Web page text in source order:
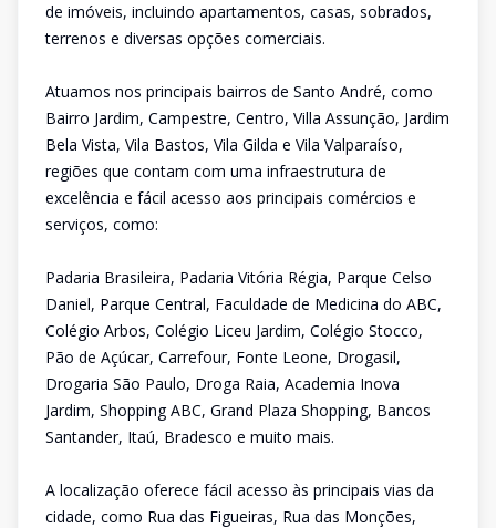
de imóveis, incluindo apartamentos, casas, sobrados,
terrenos e diversas opções comerciais.
Atuamos nos principais bairros de Santo André, como
Bairro Jardim, Campestre, Centro, Villa Assunção, Jardim
Bela Vista, Vila Bastos, Vila Gilda e Vila Valparaíso,
regiões que contam com uma infraestrutura de
excelência e fácil acesso aos principais comércios e
serviços, como:
Padaria Brasileira, Padaria Vitória Régia, Parque Celso
Daniel, Parque Central, Faculdade de Medicina do ABC,
Colégio Arbos, Colégio Liceu Jardim, Colégio Stocco,
Pão de Açúcar, Carrefour, Fonte Leone, Drogasil,
Drogaria São Paulo, Droga Raia, Academia Inova
Jardim, Shopping ABC, Grand Plaza Shopping, Bancos
Santander, Itaú, Bradesco e muito mais.
A localização oferece fácil acesso às principais vias da
cidade, como Rua das Figueiras, Rua das Monções,